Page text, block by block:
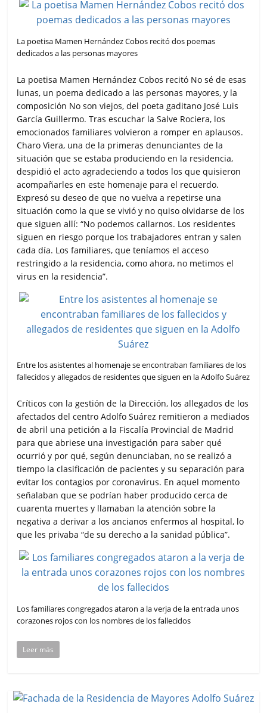
La poetisa Mamen Hernández Cobos recitó dos poemas
dedicados a las personas mayores
La poetisa Mamen Hernández Cobos recitó No sé de esas
lunas, un poema dedicado a las personas mayores, y la
composición No son viejos, del poeta gaditano José Luis
García Guillermo. Tras escuchar la Salve Rociera, los
emocionados familiares volvieron a romper en aplausos.
Charo Viera, una de la primeras denunciantes de la
situación que se estaba produciendo en la residencia,
despidió el acto agradeciendo a todos los que quisieron
acompañarles en este homenaje para el recuerdo.
Expresó su deseo de que no vuelva a repetirse una
situación como la que se vivió y no quiso olvidarse de los
que siguen allí: “No podemos callarnos. Los residentes
siguen en riesgo porque los trabajadores entran y salen
cada día. Los familiares, que teníamos el acceso
restringido a la residencia, como ahora, no metimos el
virus en la residencia”.
Entre los asistentes al homenaje se encontraban familiares de los
fallecidos y allegados de residentes que siguen en la Adolfo Suárez
Críticos con la gestión de la Dirección, los allegados de los
afectados del centro Adolfo Suárez remitieron a mediados
de abril una petición a la Fiscalía Provincial de Madrid
para que abriese una investigación para saber qué
ocurrió y por qué, según denunciaban, no se realizó a
tiempo la clasificación de pacientes y su separación para
evitar los contagios por coronavirus. En aquel momento
señalaban que se podrían haber producido cerca de
cuarenta muertes y llamaban la atención sobre la
negativa a derivar a los ancianos enfermos al hospital, lo
que les privaba “de su derecho a la sanidad pública”.
Los familiares congregados ataron a la verja de la entrada unos
corazones rojos con los nombres de los fallecidos
Leer más